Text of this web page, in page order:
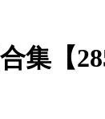
【